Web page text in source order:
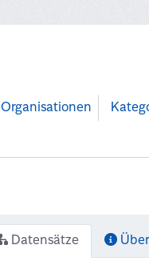
Organisationen
Datensätze